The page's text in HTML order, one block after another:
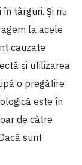
târguri. Și nu
la acele
cauzate
și utilizarea
o pregătire
este în
de către
sunt